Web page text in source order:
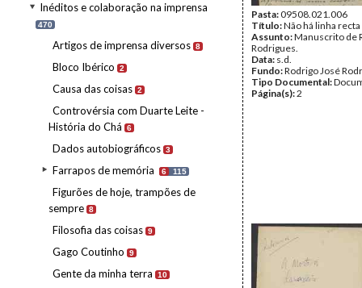
Inéditos e colaboração na imprensa
470
Artigos de imprensa diversos 8
Bloco Ibérico 2
Causa das coisas 2
Controvérsia com Duarte Leite -
História do Chá
6
Dados autobiográficos 3
Farrapos de memória 6 115
Figurões de hoje, trampões de
sempre 8
Filosofia das coisas 9
Gago Coutinho 9
Gente da minha terra 10
Pasta:09508.021.006
Título:Não há linha recta
Assunto:Manuscrito de
Rodrigues.
Data: s.d.
Fundo:Rodrigo José
Tipo Documental:
Página(s):2